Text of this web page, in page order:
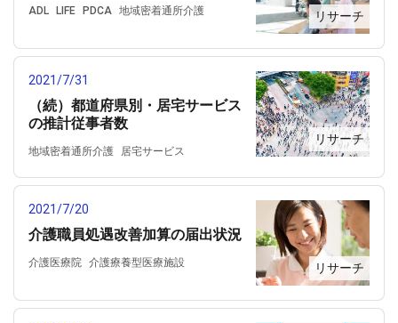
リサーチ
ADL LIFE PDCA 地域密着通所介護
認知症対応型通所介護 通所 通所リハビリ
リサーチ
2021/7/31
地域密着通所介護
居宅サービス
訪問看護 通所リハビリ
通所リハビリテーション 通所介護
（続）都道府県別・居宅サービス
の推計従事者数
リサーチ
2021/7/20
介護医療院 介護療養型医療施設
介護職員処遇改善加算 処遇 処遇改善加算
介護職員処遇改善加算の届出状況